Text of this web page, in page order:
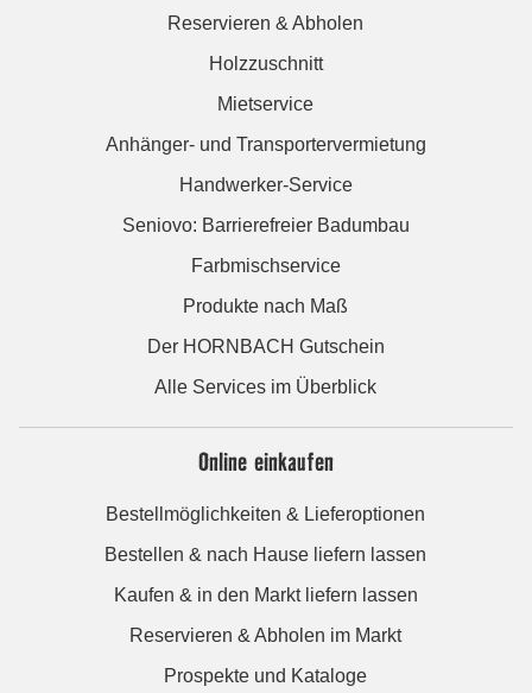
Reservieren & Abholen
Holzzuschnitt
Mietservice
Anhänger- und Transportervermietung
Handwerker-Service
Seniovo: Barrierefreier Badumbau
Farbmischservice
Produkte nach Maß
Der HORNBACH Gutschein
Alle Services im Überblick
Online einkaufen
Bestellmöglichkeiten & Lieferoptionen
Bestellen & nach Hause liefern lassen
Kaufen & in den Markt liefern lassen
Reservieren & Abholen im Markt
Prospekte und Kataloge